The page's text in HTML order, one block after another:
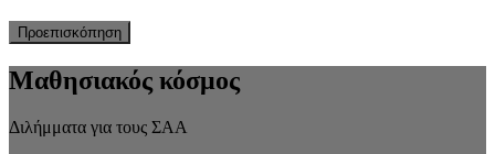
Προεπισκόπηση
Μαθησιακός κόσμος
Διλήμματα για τους ΣΑΑ